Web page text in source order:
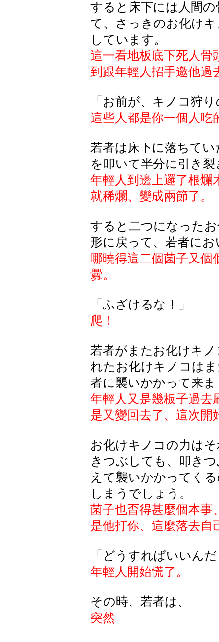
すると床下には人間
て、さっきのお化け
しています。
這一看地板底下死人骨
到跟年輕人招手邀他過
「お前が、キノコ狩
這些人都是你一個人吃
若者は床下に落ちて
を叩いて半分に引き
年輕人到邊上邏了根爛
就稀爛、變成兩節了。
すると二つになった
形に戻って、若者に
哪曉得這二個菌子又個
釁。
「ふざけるな！」
爬！
若者がまたお化けキ
れたお化けキノコは
者に襲いかかって来
年輕人又是幾板子過去
是又變回去了、這次開
お化けキノコの力は
きつぶしても、叩き
えて襲いかかってく
しまうでしょう。
菌子也㫘得甚麼個本事
是他打你、這麼落去自
「どうすればいいん
年輕人開始慌了。
その時、若者は、
突然